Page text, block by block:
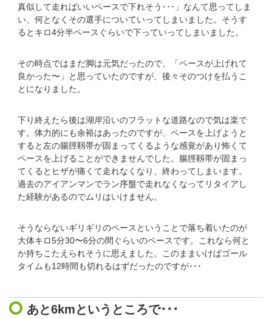
真似して走ればいいペースで下れそう･･･」なんて思ってしま
い、何となくその選手についていってしまいました。そうす
るとキロ4分半ペースぐらいで下っていってしまいました。
その時点ではまだ脚は元気だったので、「ペースが上げれて
良かった〜」と思っていたのですが、後々そのつけを払うこ
とになりました。
下り終えたら後は湖岸沿いのフラットな道路なので気は楽で
す。体力的にも余裕はあったのですが、ペースを上げようと
すると左の腸脛靱帯が固まってくるような感覚があり怖くて
ペースを上げることができませんでした。腸脛靱帯が固まっ
てくるとヒザが痛くて走れなくなり、終わってしまいます。
過去のアイアンマンでラン序盤で走れなくなってリタイアし
た経験があるのでムリはいけません。
そうならないギリギリのペースということで落ち着いたのが
大体キロ5分30〜6分の間ぐらいのペースです。これなら何と
か持ちこたえられそうに思えました。このままいけばゴール
タイムも12時間も切れるはずだったのですが･･･
あと6kmというところで･･･